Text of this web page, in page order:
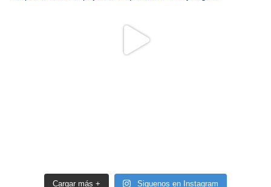
Cargar más + Siguenos en Instagram